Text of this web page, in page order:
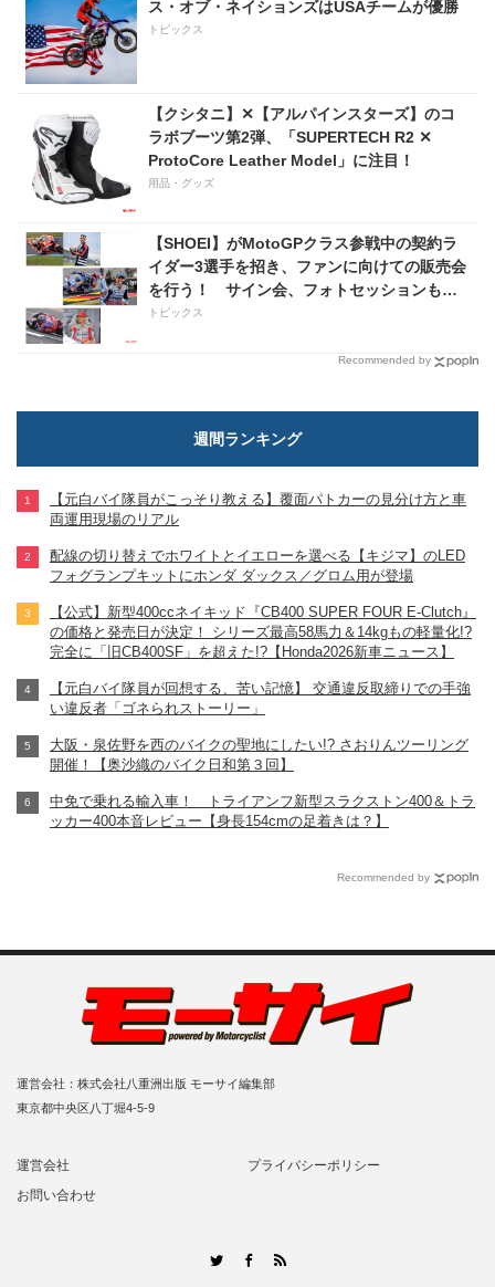
ス・オブ・ネイションズはUSAチームが優勝
トピックス
【クシタニ】✕【アルパインスターズ】のコ
ラボブーツ第2弾、「SUPERTECH R2 ✕
ProtoCore Leather Model」に注目！
用品・グッズ
【SHOEI】がMotoGPクラス参戦中の契約ラ
イダー3選手を招き、ファンに向けての販売会
を行う！ サイン会、フォトセッションもあ
る！
トピックス
Recommended by
週間ランキング
【元白バイ隊員がこっそり教える】覆面パトカーの見分け方と車
両運用現場のリアル
配線の切り替えでホワイトとイエローを選べる【キジマ】のLED
フォグランプキットにホンダ ダックス／グロム用が登場
【公式】新型400ccネイキッド『CB400 SUPER FOUR E-Clutch』
の価格と発売日が決定！ シリーズ最高58馬力＆14kgもの軽量化!?
完全に「旧CB400SF」を超えた!?【Honda2026新車ニュース】
【元白バイ隊員が回想する、苦い記憶】 交通違反取締りでの手強
い違反者「ゴネられストーリー」
大阪・泉佐野を西のバイクの聖地にしたい!? さおりんツーリング
開催！【奥沙織のバイク日和第３回】
中免で乗れる輸入車！ トライアンフ新型スラクストン400＆トラ
ッカー400本音レビュー【身長154cmの足着きは？】
Recommended by
運営会社：株式会社八重洲出版 モーサイ編集部
東京都中央区八丁堀4-5-9
運営会社
プライバシーポリシー
お問い合わせ
TwitterFacebook